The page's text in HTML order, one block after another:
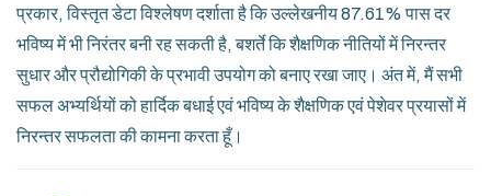
प्रकार, विस्तृत डेटा विश्लेषण दर्शाता है कि उल्लेखनीय 87.61% पास दर
भविष्य में भी निरंतर बनी रह सकती है, बशर्ते कि शैक्षणिक नीतियों में निरन्तर
सुधार और प्रौद्योगिकी के प्रभावी उपयोग को बनाए रखा जाए। अंत में, मैं सभी
सफल अभ्यर्थियों को हार्दिक बधाई एवं भविष्य के शैक्षणिक एवं पेशेवर प्रयासों में
निरन्तर सफलता की कामना करता हूँ।